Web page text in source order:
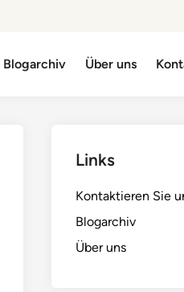
Blogarchiv Über uns
Links
Kontaktieren Sie
Blogarchiv
Über uns